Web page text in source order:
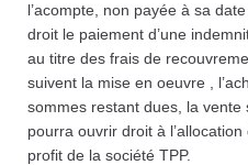
l’acompte, non payée à sa
droit le paiement d’une
au titre des frais de
suivent la mise en oeuvre ,
sommes restant dues, la
pourra ouvrir droit à
profit de la société TPP.